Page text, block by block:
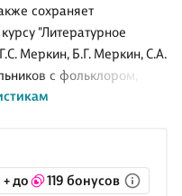
сохраняет
"Литературное
Меркин, Б.Г. Меркин, С.А.
с фольклором,
литературы от
школ, гимназий и
содержит
+ до 119 бонусов